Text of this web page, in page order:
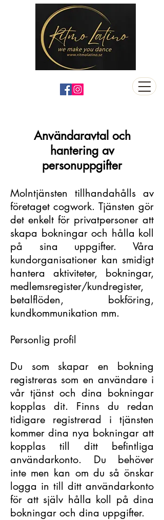
Användaravtal och
hantering av
personuppgifter
Molntjänsten tillhandahålls av
företaget cogwork. Tjänsten gör
det enkelt för privatpersoner att
skapa bokningar och hålla koll
på sina uppgifter. Våra
kundorganisationer kan smidigt
hantera aktiviteter, bokningar,
medlemsregister/kundregister,
betalflöden, bokföring,
kundkommunikation mm.
Personlig profil
Du som skapar en bokning
registreras som en användare i
vår tjänst och dina bokningar
kopplas dit. Finns du redan
tidigare registrerad i tjänsten
kommer dina nya bokningar att
kopplas till ditt befintliga
användarkonto. Du behöver
inte men kan om du så önskar
logga in till ditt användarkonto
för att själv hålla koll på dina
bokningar och dina uppgifter.